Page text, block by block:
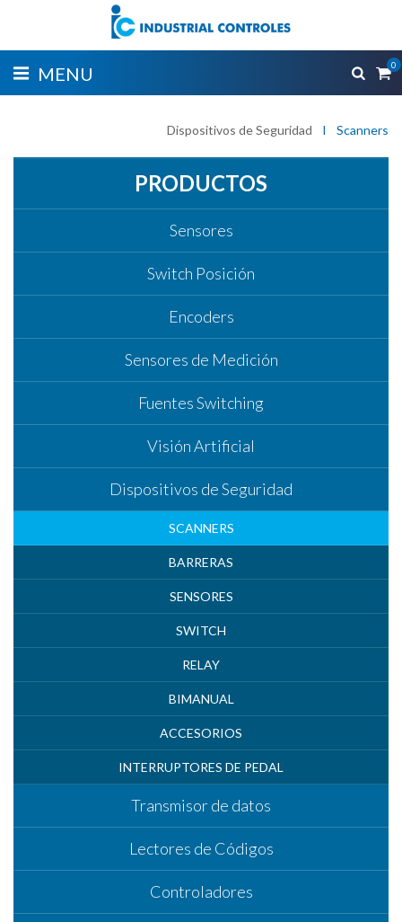
MENU 0
Dispositivos de Seguridad I Scanners
PRODUCTOS
Sensores
Switch Posición
Encoders
Sensores de Medición
Fuentes Switching
Visión Artificial
Dispositivos de Seguridad
SCANNERS
BARRERAS
SENSORES
SWITCH
RELAY
BIMANUAL
ACCESORIOS
INTERRUPTORES DE PEDAL
Transmisor de datos
Lectores de Códigos
Controladores